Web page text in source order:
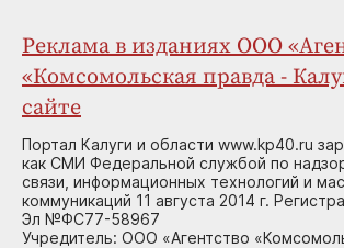
Реклама в изданиях ООО
«Комсомольская правда -
сайте
Портал Калуги и области www.kp40.ru
как СМИ Федеральной службой по
связи, информационных технологий и
коммуникаций 11 августа 2014 г.
Эл №ФС77-58967
Учредитель: ООО «Агентство